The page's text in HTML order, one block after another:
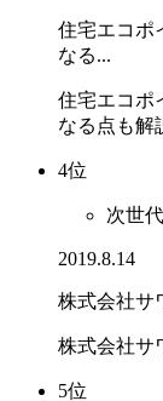
住宅エコポ
なる...
住宅エコポ
なる点も解
4位
次世
2019.8.14
株式会社サ
株式会社サ
5位